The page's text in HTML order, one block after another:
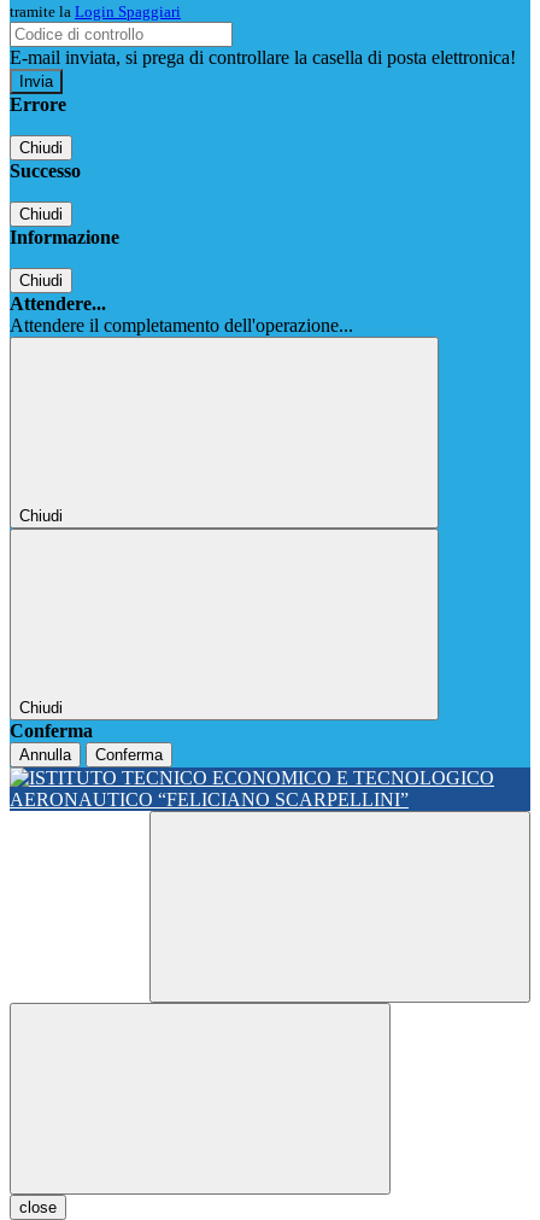
tramite la Login Spaggiari
E-mail inviata, si prega di controllare la casella di posta elettronica!
Errore
Chiudi
Successo
Chiudi
Informazione
Chiudi
Attendere...
Attendere il completamento dell'operazione...
Chiudi
Chiudi
Conferma
Annulla Conferma
close